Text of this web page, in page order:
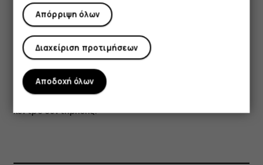
περιπτώσεις, αυτό είναι φυσιολογικό. Για να
αποφευχθεί τυχόν υπερθέρμανση, η συσκευή ενδέχεται
να αρχίσει αυτόματα να λειτουργεί με χαμηλότερη
ταχύτητα, να κλείσει εφαρμογές, να διακόψει τη φόρτιση
και εάν είναι απαραίτητο, να απενεργοποιείται η ίδια η
συσκευή. Εάν η συσκευή δεν λειτουργεί κανονικά,
παραδώστε την στο πλησιέστερο εξουσιοδοτημένο
κέντρο συντήρησης.
Απόρριψη όλων
Διαχείριση προτιμήσεων
Αποδοχή όλων